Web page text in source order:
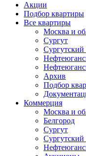
Основная
навигация
mob
Акции
Подбор квартиры
Все квартиры
Москва и
Сургут
Сургутский
Архив
Подбор
Коммерция
Москва и
Белгород
Сургут
Сургутский